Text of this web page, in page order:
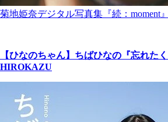
菊地姫奈デジタル写真集『続：moment
【ひなのちゃん】ちばひなの『忘れた
HIROKAZU